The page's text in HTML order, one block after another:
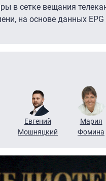
в сетке вещания
на основе данных EPG
Евгений
Мошняцкий
Мария
Фомина